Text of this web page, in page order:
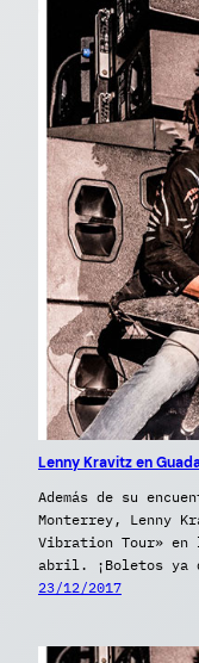
Lenny Kravitz en
Además de su
Monterrey, Lenny
Vibration Tour» en
abril. ¡Boletos ya
23/12/2017